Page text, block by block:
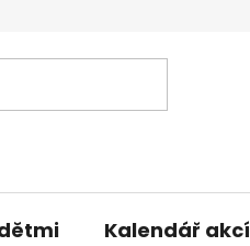
Kalendář akcí